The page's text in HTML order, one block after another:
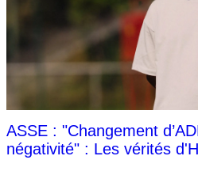
ASSE : "Changement
négativité" : Les vérités